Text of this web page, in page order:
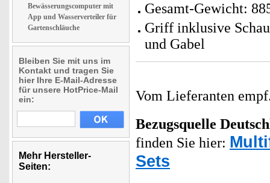
Bewässerungscomputer mit
App und Wasserverteiler für
Gartenschläuche
Bleiben Sie mit uns im
Kontakt und tragen Sie
hier Ihre E-Mail-Adresse
für unsere HotPrice-Mail
ein:
Mehr Hersteller-
Seiten:
Gesamt-Gewicht:
Griff inklusive
und Gabel
Vom Lieferanten
Bezugsquelle
finden Sie hier:
Sets